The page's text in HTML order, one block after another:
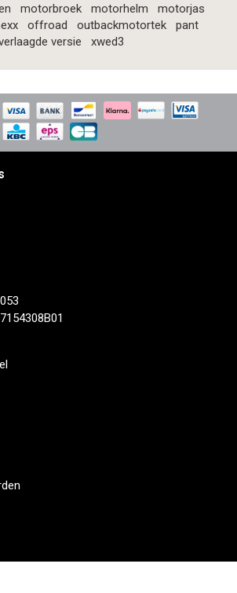
motorbroek motorhelm
motorjas
offroad outbackmotortek
pant
versie
xwed3